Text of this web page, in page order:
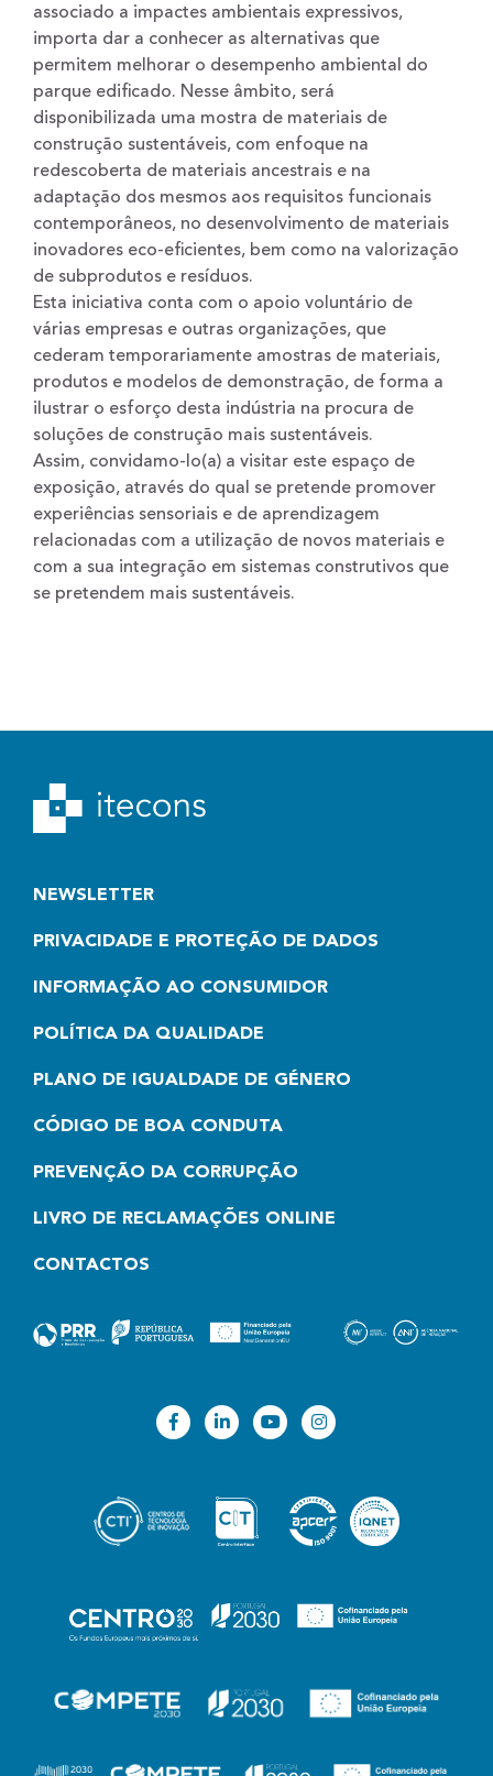
associado a impactes ambientais expressivos,
importa dar a conhecer as alternativas que
permitem melhorar o desempenho ambiental do
parque edificado. Nesse âmbito, será
disponibilizada uma mostra de materiais de
construção sustentáveis, com enfoque na
redescoberta de materiais ancestrais e na
adaptação dos mesmos aos requisitos funcionais
contemporâneos, no desenvolvimento de materiais
inovadores eco-eficientes, bem como na valorização
de subprodutos e resíduos.
Esta iniciativa conta com o apoio voluntário de
várias empresas e outras organizações, que
cederam temporariamente amostras de materiais,
produtos e modelos de demonstração, de forma a
ilustrar o esforço desta indústria na procura de
soluções de construção mais sustentáveis.
Assim, convidamo-lo(a) a visitar este espaço de
exposição, através do qual se pretende promover
experiências sensoriais e de aprendizagem
relacionadas com a utilização de novos materiais e
com a sua integração em sistemas construtivos que
se pretendem mais sustentáveis.
NEWSLETTER
PRIVACIDADE E PROTEÇÃO DE DADOS
INFORMAÇÃO AO CONSUMIDOR
POLÍTICA DA QUALIDADE
PLANO DE IGUALDADE DE GÉNERO
CÓDIGO DE BOA CONDUTA
PREVENÇÃO DA CORRUPÇÃO
LIVRO DE RECLAMAÇÕES ONLINE
CONTACTOS